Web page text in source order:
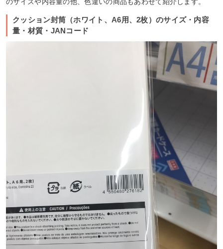
のサイズや内容量の他、色違いの商品もあわせて紹介します。
クッション封筒（ホワイト、A6用、2枚）のサイズ・内容
量・材質・JANコード